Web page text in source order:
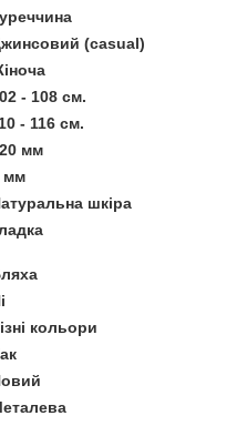
(casual)
- 108 см.
- 116 см.
мм
мм
шкіра
кольори